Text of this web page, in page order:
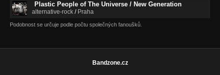
Plastic People of The Universe / New Generation
alternative-rock / Praha
Podobnost se určuje podle počtu společných fanoušků.
Bandzone.cz